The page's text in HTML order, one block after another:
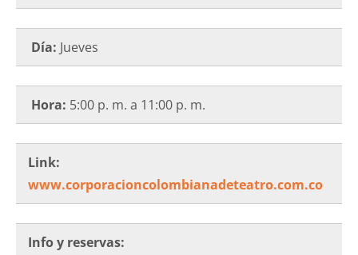
Día: Jueves
Hora: 5:00 p. m. a 11:00 p. m.
Link:
www.corporacioncolombianadeteatro.com.co
Info y reservas: